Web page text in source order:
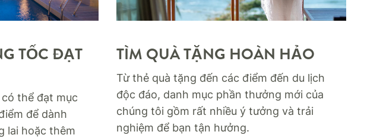
TỐC ĐẠT
thể đạt mục
để dành
lai hoặc thêm
TÌM QUÀ TẶNG HOÀN HẢO
Từ thẻ quà tặng đến các điểm đến du lịch
độc đáo, danh mục phần thưởng mới của
chúng tôi gồm rất nhiều ý tưởng và trải
nghiệm để bạn tận hưởng.